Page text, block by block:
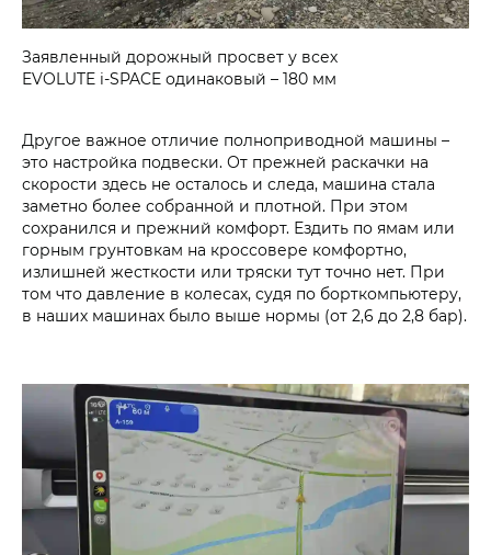
Заявленный дорожный просвет у всех
EVOLUTE i‑SPACE одинаковый – 180 мм
Другое важное отличие полноприводной машины –
это настройка подвески. От прежней раскачки на
скорости здесь не осталось и следа, машина стала
заметно более собранной и плотной. При этом
сохранился и прежний комфорт. Ездить по ямам или
горным грунтовкам на кроссовере комфортно,
излишней жесткости или тряски тут точно нет. При
том что давление в колесах, судя по борткомпьютеру,
в наших машинах было выше нормы (от 2,6 до 2,8 бар).